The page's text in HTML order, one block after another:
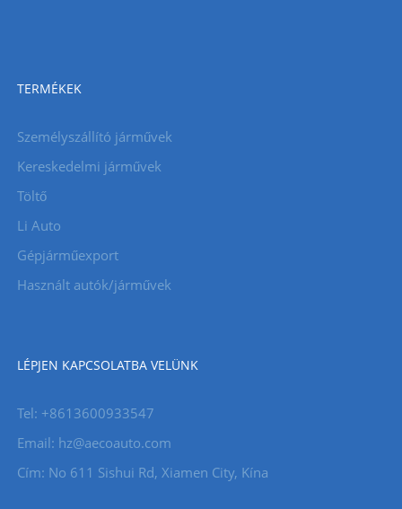
TERMÉKEK
Személyszállító járművek
Kereskedelmi járművek
Töltő
Li Auto
Gépjárműexport
Használt autók/járművek
LÉPJEN KAPCSOLATBA VELÜNK
Tel: +8613600933547
Email: hz@aecoauto.com
Cím: No 611 Sishui Rd, Xiamen City, Kína